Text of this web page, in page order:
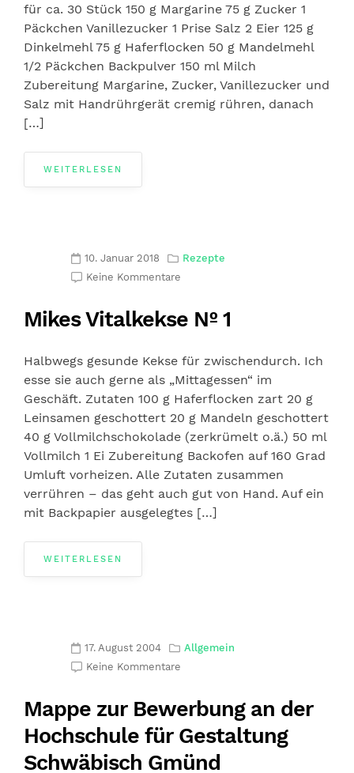
für ca. 30 Stück 150 g Margarine 75 g Zucker 1
Päckchen Vanillezucker 1 Prise Salz 2 Eier 125 g
Dinkelmehl 75 g Haferflocken 50 g Mandelmehl
1/2 Päckchen Backpulver 150 ml Milch
Zubereitung Margarine, Zucker, Vanillezucker und
Salz mit Handrührgerät cremig rühren, danach
[…]
WEITERLESEN
10. Januar 2018
Rezepte
Keine Kommentare
Mikes Vitalkekse № 1
Halbwegs gesunde Kekse für zwischendurch. Ich
esse sie auch gerne als „Mittagessen“ im
Geschäft. Zutaten 100 g Haferflocken zart 20 g
Leinsamen geschottert 20 g Mandeln geschottert
40 g Vollmilchschokolade (zerkrümelt o.ä.) 50 ml
Vollmilch 1 Ei Zubereitung Backofen auf 160 Grad
Umluft vorheizen. Alle Zutaten zusammen
verrühren – das geht auch gut von Hand. Auf ein
mit Backpapier ausgelegtes […]
WEITERLESEN
17. August 2004
Allgemein
Keine Kommentare
Mappe zur Bewerbung an der
Hochschule für Gestaltung
Schwäbisch Gmünd